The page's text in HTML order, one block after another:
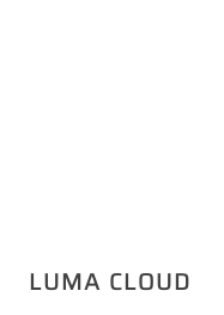
LUMA CLOUD